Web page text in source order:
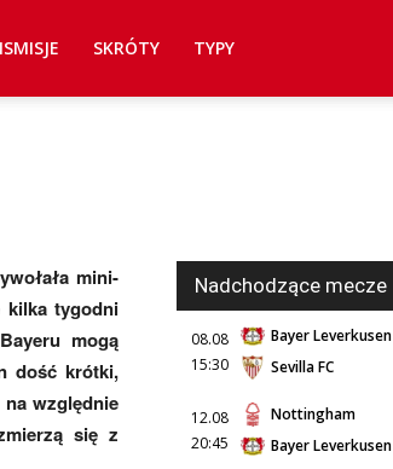
SKRÓTY TYPY
mini-
kilka tygodni
mogą
dość krótki,
względnie
się z
Nadchodzące mecze
08.08
15:30
Bayer Leverkusen
Sevilla FC
12.08
20:45
Nottingham
Bayer Leverkusen